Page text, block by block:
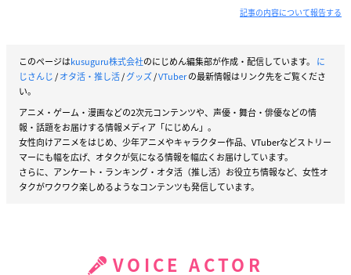
記事の内容について報告する
このページはkusuguru株式会社のにじめん編集部が作成・配信しています。 に
じさんじ/オタ活・推し活/グッズ/VTuberの最新情報はリンク先をご覧くださ
い。
アニメ・ゲーム・漫画などの2次元コンテンツや、声優・舞台・俳優などの情
報・話題をお届けする情報メディア「にじめん」。
女性向けアニメをはじめ、少年アニメやキャラクター作品、VTuberなどストリー
マーにも幅を広げ、オタクが気になる情報を幅広くお届けしています。
さらに、アンケート・ランキング・オタ活（推し活）お役立ち情報など、女性オ
タクがワクワク楽しめるようなコンテンツも発信しています。
VOICE ACTOR